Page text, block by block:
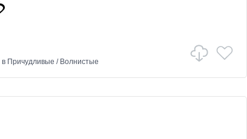
в Причудливые / Волнистые